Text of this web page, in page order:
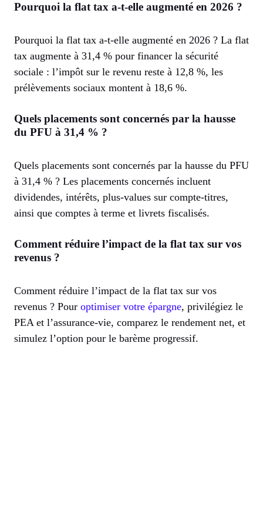
Pourquoi la flat tax a-t-elle augmenté en 2026 ?
Pourquoi la flat tax a-t-elle augmenté en 2026 ? La flat
tax augmente à 31,4 % pour financer la sécurité
sociale : l’impôt sur le revenu reste à 12,8 %, les
prélèvements sociaux montent à 18,6 %.
Quels placements sont concernés par la hausse
du PFU à 31,4 % ?
Quels placements sont concernés par la hausse du PFU
à 31,4 % ? Les placements concernés incluent
dividendes, intérêts, plus-values sur compte-titres,
ainsi que comptes à terme et livrets fiscalisés.
Comment réduire l’impact de la flat tax sur vos
revenus ?
Comment réduire l’impact de la flat tax sur vos
revenus ? Pour optimiser votre épargne, privilégiez le
PEA et l’assurance-vie, comparez le rendement net, et
simulez l’option pour le barème progressif.